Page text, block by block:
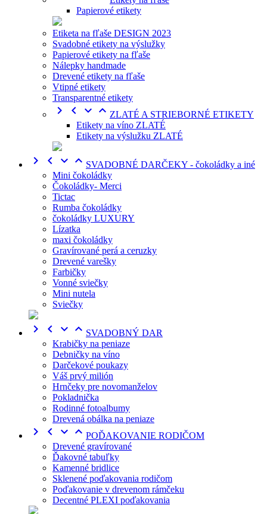
Papierové etikety
Etiketa na fľaše DESIGN 2023
Svadobné etikety na výslužky
Papierové etikety na fľaše
Nálepky handmade
Drevené etikety na fľaše
Vtipné etikety
Transparentné etikety
    ZLATÉ A STRIEBORNÉ ETIKETY
Etikety na víno ZLATÉ
Etikety na výslužku ZLATÉ
    SVADOBNÉ DARČEKY - čokoládky a iné
Mini čokoládky
Čokoládky- Merci
Tictac
Rumba čokoládky
čokoládky LUXURY
Lízatka
maxi čokoládky
Gravírované perá a ceruzky
Drevené varešky
Farbičky
Vonné sviečky
Mini nutela
Sviečky
    SVADOBNÝ DAR
Krabičky na peniaze
Debničky na víno
Darčekové poukazy
Váš prvý milión
Hrnčeky pre novomanželov
Pokladnička
Rodinné fotoalbumy
Drevená obálka na peniaze
    POĎAKOVANIE RODIČOM
Drevené gravírované
Ďakovné tabuľky
Kamenné bridlice
Sklenené poďakovania rodičom
Poďakovanie v drevenom rámčeku
Decentné PLEXI poďakovania